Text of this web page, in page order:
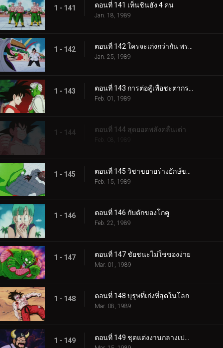
1 - 141 ตอนที่ 141 เท็นชินฮัง 4 คน
Jan. 18, 1989
1 - 142 ตอนที่ 142 ใครจะเก่งกว่ากัน พระเจ้าหรือปีศาจ
Jan. 25, 1989
1 - 143
Feb. 01, 1989
1 - 144 ตอนที่ 144 สุดยอดพลังคลื่นเต่า
Feb. 08, 1989
1 - 145
Feb. 15, 1989
1 - 146 ตอนที่ 146 กับดักของโกคู
Feb. 22, 1989
1 - 147 ตอนที่ 147 ชัยชนะไม่ใช่ของง่าย
Mar. 01, 1989
1 - 148 ตอนที่ 148 บุรุษที่เก่งที่สุดในโลก
Mar. 08, 1989
1 - 149